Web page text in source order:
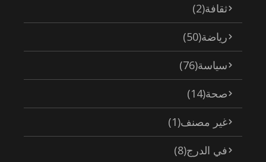
ثقافة(2)
رياضة(50)
سياسة(76)
صحة(14)
غير مصنف(1)
في الدرج(8)